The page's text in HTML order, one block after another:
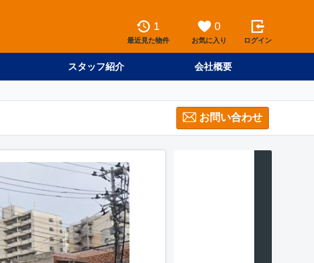
1
最近見た物件
0
お気に入り ログイン
スタッフ紹介 会社概要
お問い合わせ